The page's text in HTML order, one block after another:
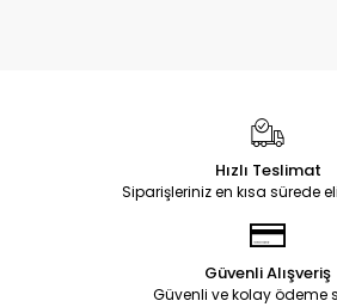
Hızlı Teslimat
Siparişleriniz en kısa sürede
Güvenli Alışveriş
Güvenli ve kolay ödeme